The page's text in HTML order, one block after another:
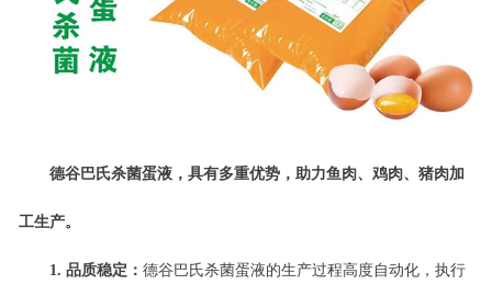
德谷巴氏杀菌蛋液，具有多重优势， 助力鱼肉、鸡肉、猪肉加
工生产。
1. 品质稳定： 德谷 巴氏杀菌蛋液的生产过程高度自动化，执行